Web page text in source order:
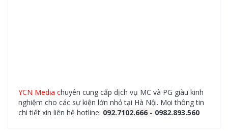
YCN Media chuyên cung cấp dịch vụ MC và PG giàu kinh
nghiệm cho các sự kiện lớn nhỏ tại Hà Nội. Mọi thông tin
chi tiết xin liên hệ hotline: 092.7102.666 - 0982.893.560